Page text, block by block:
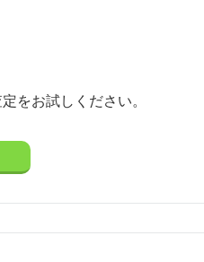
をお試しください。